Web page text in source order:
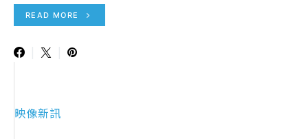
READ MORE
映像新訊